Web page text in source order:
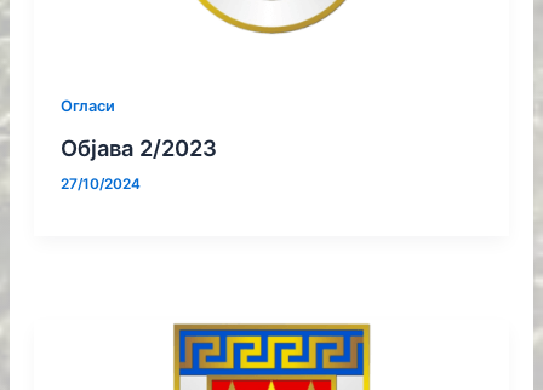
Огласи
Објава 2/2023
27/10/2024